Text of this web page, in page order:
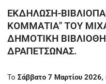
ΕΚΔΗΛΩΣΗ-
ΚΟΜΜΑΤΙΑ" ΤΟΥ
ΔΗΜΟΤΙΚΗ
ΔΡΑΠΕΤΣΩΝΑΣ.
Το Σάββατο 7 Μαρτίου 2026,